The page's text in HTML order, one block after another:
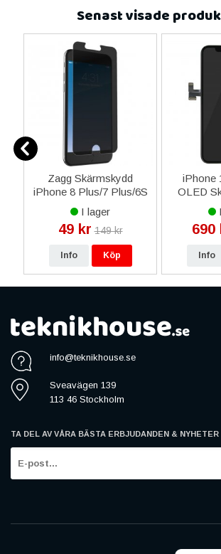
Senast visade
Zagg Skärmskydd
iPhone 8 Plus/7 Plus/6S
Plus/6 Plus
InvisibleSHIELD Glass+
Privacy
I lager
49 kr 149 kr
Info Köp
iPhone
OLED
Glas
690
Info
info@teknikhouse.se
Sveavägen 139
113 46 Stockholm
TA DEL AV VÅRA BÄSTA ERBJUDANDEN & NYHETER